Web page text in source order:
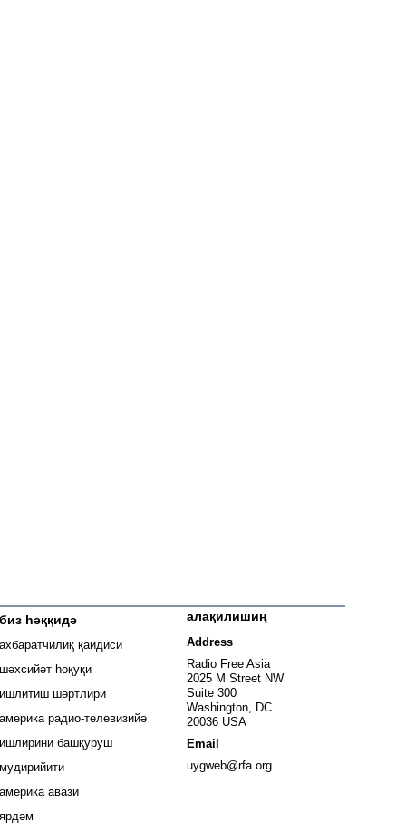
биз һәққидә
ахбаратчилиқ қаидиси
шәхсийәт һоқуқи
ишлитиш шәртлири
америка радио-телевизийә
ишлирини башқуруш
мудирийити
америка авази
ярдәм
алақилишиң
Address
Radio Free Asia
2025 M Street NW
Suite 300
Washington, DC
20036 USA
Email
uygweb@rfa.org